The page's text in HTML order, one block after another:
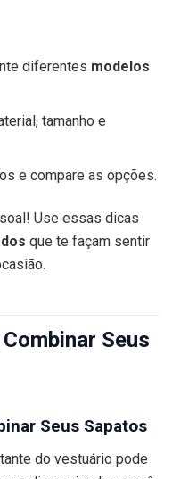
diferentes modelos
tamanho e
e compare as opções.
Use essas dicas
que te façam sentir
Seus
Seus Sapatos
do vestuário pode